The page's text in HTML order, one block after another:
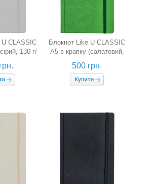
U CLASSIC
130 г/
Блокнот Like U CLASSIC
A5 в крапку (салатовий,
130 г/м2)
500 грн.